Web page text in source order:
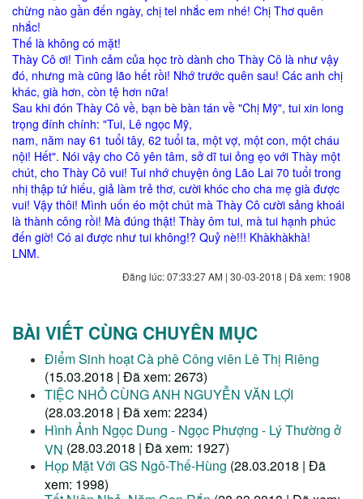
chừng nào gần đến ngày, chị tel nhắc em nhé! Chị Thơ quên
nhắc!
Thế là không có mặt!
Thày Cô ơi! Tình cảm của học trò dành cho Thày Cô là như vậy
đó, nhưng mà cũng lão hết rồi! Nhớ trước quên sau! Các anh chị
khác, già hơn, còn tệ hơn nữa!
Sau khi đón Thày Cô về, bạn bè bàn tán về "Chị Mỹ", tui xin long
trọng đính chính: "Tui, Lê ngọc Mỹ,
nam, năm nay 61 tuổi tây, 62 tuổi ta, một vợ, một con, một cháu
nội! Hết". Nói vậy cho Cô yên tâm, sở dĩ tui ỏng ẹo với Thày một
chút, cho Thày Cô vui! Tui nhớ chuyện ông Lão Lai 70 tuổi trong
nhị thập tứ hiếu, giả làm trẻ thơ, cười khóc cho cha mẹ già được
vui! Vậy thôi! Mình uốn éo một chút mà Thày Cô cười sảng khoái
là thành công rồi! Mà đúng thật! Thày ôm tui, mà tui hạnh phúc
đến giờ! Có ai được như tui không!? Quỷ nè!!! Khàkhàkhà!
LNM.
Đăng lúc: 07:33:27 AM | 30-03-2018 | Đã xem: 1908
BÀI VIẾT CÙNG CHUYÊN MỤC
Điểm Sinh hoạt Cà phê Công viên Lê Thị Riêng
(15.03.2018 | Đã xem: 2673)
TIỆC NHỎ CÙNG ANH NGUYỄN VĂN LỢI
(28.03.2018 | Đã xem: 2234)
Hình Ảnh Ngọc Dung - Ngọc Phượng - Lý Thường ở
VN (28.03.2018 | Đã xem: 1927)
Họp Mặt Với GS Ngô-Thế-Hùng (28.03.2018 | Đã
xem: 1998)